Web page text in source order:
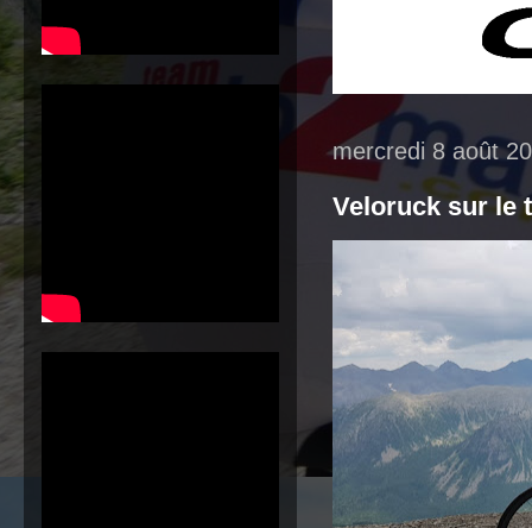
mercredi 8 août
Veloruck sur le